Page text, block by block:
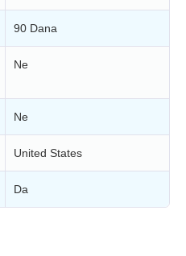
90 Dana
Ne
Ne
United States
Da